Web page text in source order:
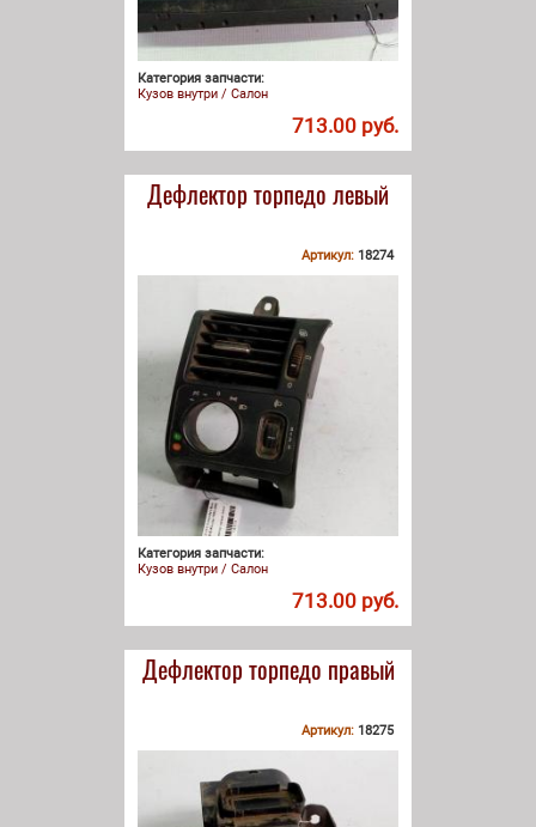
Категория запчасти:
Кузов внутри / Салон
713.00 руб.
Дефлектор торпедо левый
Артикул: 18274
Категория запчасти:
Кузов внутри / Салон
713.00 руб.
Дефлектор торпедо правый
Артикул: 18275